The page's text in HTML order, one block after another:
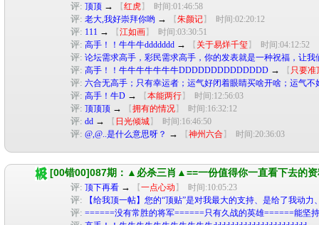
评: 顶顶 → 【红虎】 时间:01:46:58
评: 老大,我好崇拜你哟 → 【朱颜记】 时间:02:20:12
评: 111 → 【江如画】 时间:03:30:51
评: 高手！！牛牛牛ddddddd → 【 关于易烊千玺】 时间:04:12:52
评: 论坛需求高手，彩民需求高手，你的发表就是一种祝福，让我
评: 高手！！牛牛牛牛牛牛牛DDDDDDDDDDDDDD → 【 只要准
评: 六合无高手；只有幸运者；运气好闭着眼睛买啥开啥；运气不
评: 高手！牛D → 【本能两行】 时间:12:56:03
评: 顶顶顶 → 【拥有的情况】 时间:16:32:12
评: dd → 【 日光倾城】 时间:16:46:50
评: @,@..是什么意思呀？ → 【神州六合】 时间:20:36:03
[00错00]087期：▲必杀三肖▲==一份值得你一直看下去的资
评: 顶下再看 → 【一点心动 】 时间:10:05:23
评: 【给我顶一帖】您的“顶贴”是对我最大的支持、是给了我动力
评: ======没有常胜的将军======只有久战的英雄======能坚